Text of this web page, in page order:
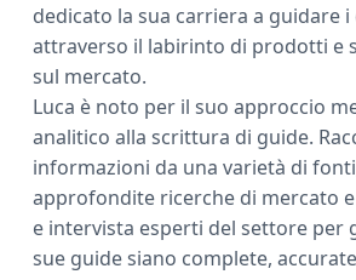
dedicato la sua carriera a guidare
attraverso il labirinto di prodotti e
sul mercato.
Luca è noto per il suo approccio
analitico alla scrittura di guide.
informazioni da una varietà di
approfondite ricerche di mercato
e intervista esperti del settore per
sue guide siano complete,